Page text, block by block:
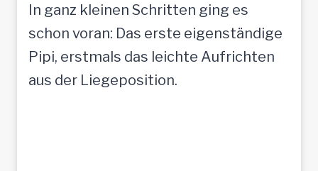
In ganz kleinen Schritten ging es
schon voran: Das erste eigenständige
Pipi, erstmals das leichte Aufrichten
aus der Liegeposition.